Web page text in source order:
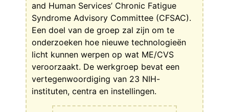
and Human Services’ Chronic Fatigue
Syndrome Advisory Committee (CFSAC).
Een doel van de groep zal zijn om te
onderzoeken hoe nieuwe technologieën
licht kunnen werpen op wat ME/CVS
veroorzaakt. De werkgroep bevat een
vertegenwoordiging van 23 NIH-
instituten, centra en instellingen.